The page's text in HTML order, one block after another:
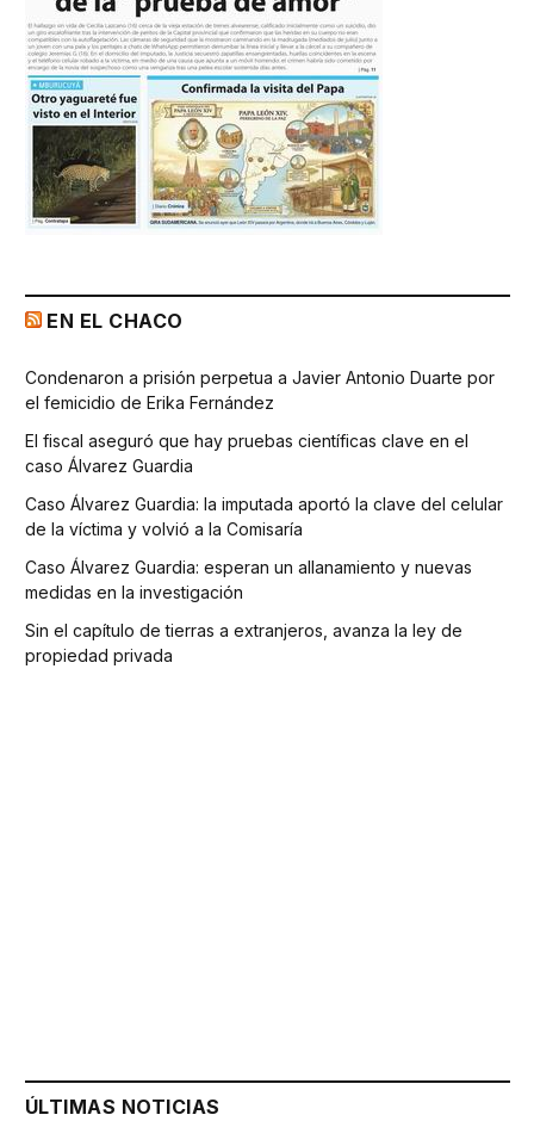
EN EL CHACO
Condenaron a prisión perpetua a Javier Antonio Duarte por
el femicidio de Erika Fernández
El fiscal aseguró que hay pruebas científicas clave en el
caso Álvarez Guardia
Caso Álvarez Guardia: la imputada aportó la clave del celular
de la víctima y volvió a la Comisaría
Caso Álvarez Guardia: esperan un allanamiento y nuevas
medidas en la investigación
Sin el capítulo de tierras a extranjeros, avanza la ley de
propiedad privada
ÚLTIMAS NOTICIAS